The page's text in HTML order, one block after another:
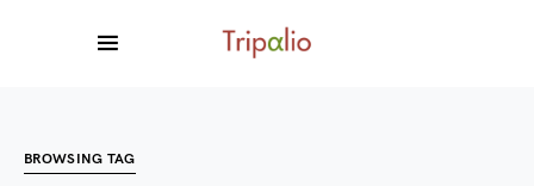
BROWSING TAG